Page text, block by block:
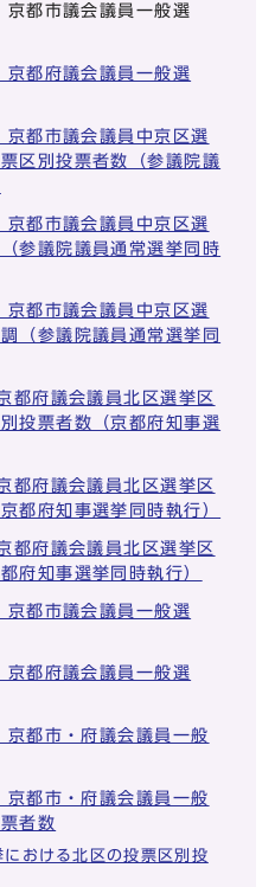
都市議会議員一般選
都府議会議員一般選
都市議会議員中京区選
区別投票者数（参議院議
都市議会議員中京区選
参議院議員通常選挙同時
都市議会議員中京区選
（参議院議員通常選挙同
府議会議員北区選挙区
投票者数（京都府知事選
府議会議員北区選挙区
都府知事選挙同時執行）
府議会議員北区選挙区
府知事選挙同時執行）
都市議会議員一般選
都府議会議員一般選
都市・府議会議員一般
都市・府議会議員一般
者数
おける北区の投票区別投